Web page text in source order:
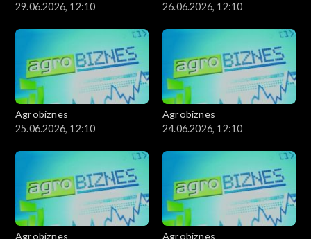
29.06.2026, 12:10
26.06.2026, 12:10
Agrobiznes
25.06.2026, 12:10
Agrobiznes
24.06.2026, 12:10
Agrobiznes Agrobiznes